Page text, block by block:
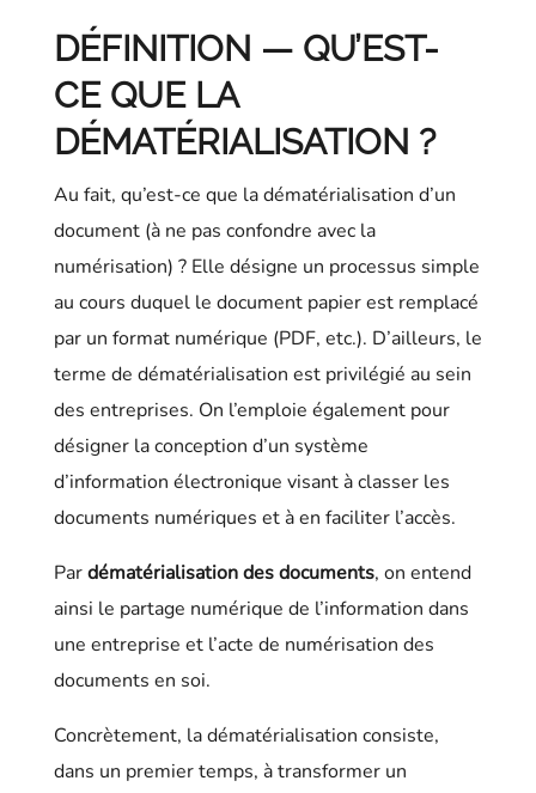
DÉFINITION — QU’EST-
CE QUE LA
DÉMATÉRIALISATION ?
Au fait, qu’est-ce que la dématérialisation d’un
document (à ne pas confondre avec la
numérisation) ? Elle désigne un processus simple
au cours duquel le document papier est remplacé
par un format numérique (PDF, etc.). D’ailleurs, le
terme de dématérialisation est privilégié au sein
des entreprises. On l’emploie également pour
désigner la conception d’un système
d’information électronique visant à classer les
documents numériques et à en faciliter l’accès.
Pardématérialisation des documents, on entend
ainsi le partage numérique de l’information dans
une entreprise et l’acte de numérisation des
documents en soi.
Concrètement, la dématérialisation consiste,
dans un premier temps, à transformer un